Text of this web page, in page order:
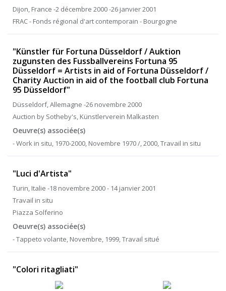
Dijon, France -2 décembre 2000 -26 janvier 2001
FRAC - Fonds régional d'art contemporain - Bourgogne
"Künstler für Fortuna Düsseldorf / Auktion
zugunsten des Fussballvereins Fortuna 95
Düsseldorf = Artists in aid of Fortuna Düsseldorf /
Charity Auction in aid of the football club Fortuna
95 Düsseldorf"
Düsseldorf, Allemagne -26 novembre 2000
Auction by Sotheby's, Künstlerverein Malkasten
Oeuvre(s) associée(s)
- Work in situ, 1970-2000, Novembre 1970 /, 2000, Travail in situ
"Luci d'Artista"
Turin, Italie -18 novembre 2000 - 14 janvier 2001
Travail in situ
Piazza Solferino
Oeuvre(s) associée(s)
- Tappeto volante, Novembre, 1999, Travail situé
"Colori ritagliati"